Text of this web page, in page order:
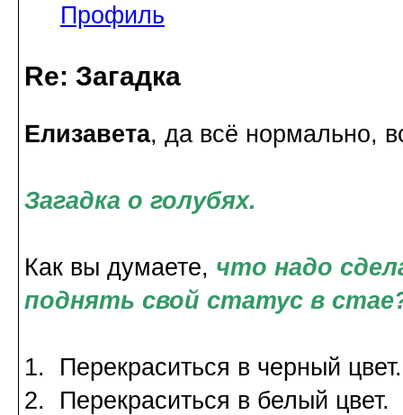
Профиль
Re: Загадка
Елизавета, да всё нормально,
Загадка о голубях.
Как вы думаете, что надо
поднять свой статус в
1. Перекраситься в черный цвет.
2. Перекраситься в белый цвет.